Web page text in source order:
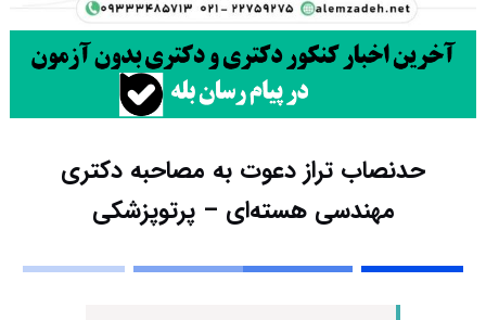
حدنصاب تراز دعوت به مصاحبه دکتری
مهندسی هسته‌ای – پرتوپزشکی